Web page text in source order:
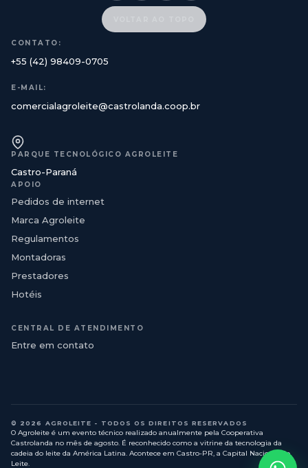
CONTATO:
+55 (42) 98409-0705
E-MAIL:
comercialagroleite@castrolanda.coop.br
PARQUE TECNOLÓGICO AGROLEITE
Castro-Paraná
APOIO
Pedidos de internet
Marca Agroleite
Regulamentos
Montadoras
Prestadores
Hotéis
CENTRAL DE ATENDIMENTO
Entre em contato
© 2026 AGROLEITE - TODOS OS DIREITOS RESERVADOS
O Agroleite é um evento técnico realizado anualmente pela Cooperativa
Castrolanda no mês de agosto. É reconhecido como a vitrine da tecnologia da
cadeia do leite da América Latina. Acontece em Castro-PR, a Capital Nacional do
Leite.